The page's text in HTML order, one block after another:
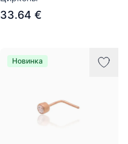
33.64 €
Новинка